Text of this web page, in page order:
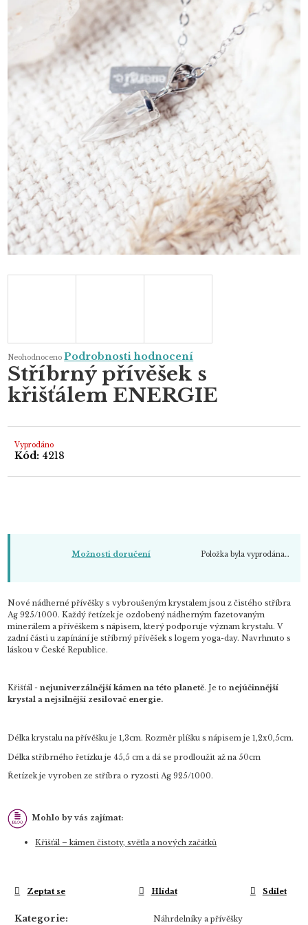
Průměrné
hodnocení
produktu
je
0,0
z
Neohodnoceno Podrobnosti hodnocení
Stříbrný přívěšek s
křišťálem ENERGIE
Vyprodáno
Kód: 4218
Možnosti doručení Položka byla vyprodána…
Nové nádherné přívěšky s vybroušeným krystalem jsou z čistého stříbra
Ag 925/1000. Každý řetízek je ozdobený nádherným fazetovaným
minerálem a přívěškem s nápisem, který podporuje význam krystalu. V
zadní části u zapínání je stříbrný přívěšek s logem yoga-day. Navrhnuto s
láskou v České Republice.
Křišťál -nejuniverzálnější kámen na této planetě. Je tonejúčinnější
krystal a nejsilnější zesilovač energie.
Délka krystalu na přívěšku je 1,3cm. Rozměr plíšku s nápisem je 1,2x0,5cm.
Délka stříbrného řetízku je 45,5 cm a dá se prodloužit až na 50cm
Řetízek je vyroben ze stříbra o ryzosti Ag 925/1000.
Mohlo by vás zajímat:
Křišťál – kámen čistoty, světla a nových začátků
Kategorie: Náhrdelníky a přívěšky
Zeptat se Hlídat Sdílet